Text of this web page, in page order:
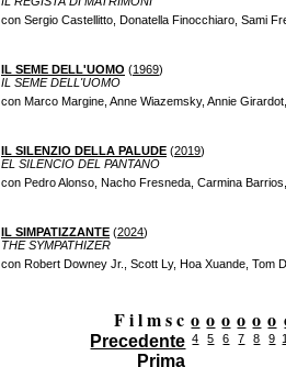
con Sergio Castellitto, Donatella Finocchiaro, Sami
IL SEME DELL'UOMO (1969)
IL SEME DELL'UOMO
con Marco Margine, Anne Wiazemsky, Annie
IL SILENZIO DELLA PALUDE (2019)
EL SILENCIO DEL PANTANO
con Pedro Alonso, Nacho Fresneda, Carmina
IL SIMPATIZZANTE (2024)
THE SYMPATHIZER
con Robert Downey Jr., Scott Ly, Hoa Xuande, Tom
F i l m s c
Precedente
Prima
o
4
o
5
o
6
o
7
o
8
o
9